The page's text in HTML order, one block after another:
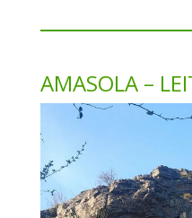
AMASOLA –